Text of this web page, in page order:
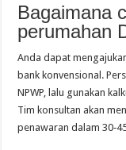
Bagaimana
perumahan
Anda dapat
bank konvensional.
NPWP, lalu gunakan
Tim konsultan akan
penawaran dalam